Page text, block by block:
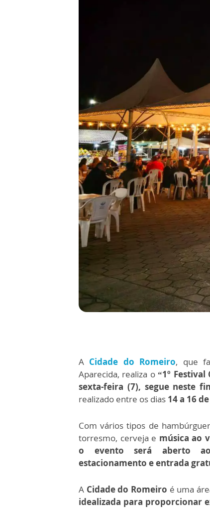
A Cidade do Romeiro, que
Aparecida, realiza o“1º
sexta-feira (7), segue neste
realizado entre os dias 14 a 16
Com vários tipos de
torresmo, cerveja e música ao
o evento será aberto
estacionamento e entrada
A Cidade do Romeiro é uma
idealizada para proporcionar